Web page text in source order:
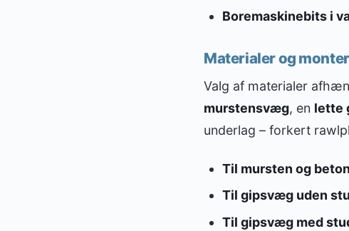
Boremaskinebits i
Materialer og
Valg af materialer
murstensvæg, en lette
underlag – forkert
Til mursten og
Til gipsvæg uden
Til gipsvæg med